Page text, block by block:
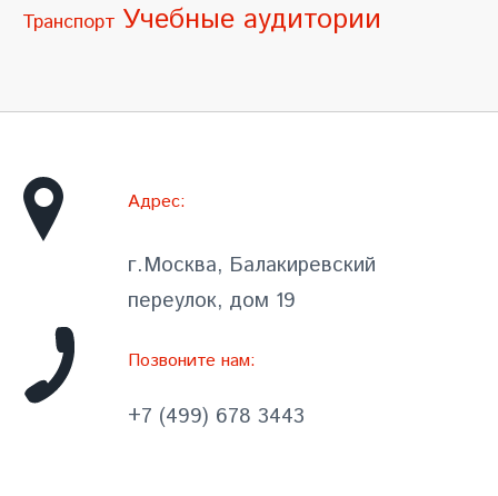
Транспорт Учебные аудитории
Адрес:
г.Москва, Балакиревский
переулок, дом 19
Позвоните нам:
+7 (499) 678 3443